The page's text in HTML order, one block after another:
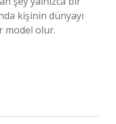
kişinin dünyayı
model olur.